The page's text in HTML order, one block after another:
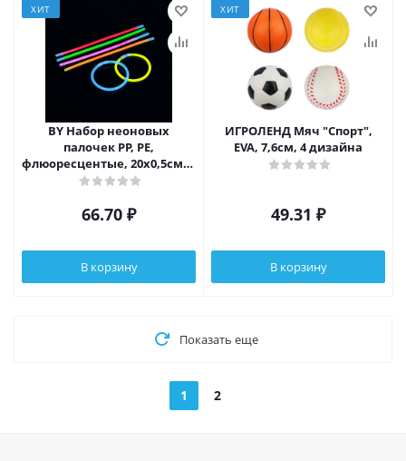
ХИТ
BY Набор неоновых
палочек PP, PE,
флюоресцентые, 20х0,5см, 6
цветов
66.70 ₽
В корзину
ХИТ
ИГРОЛЕНД Мяч "Спорт",
EVA, 7,6см, 4 дизайна
49.31 ₽
В корзину
Показать еще
1 2